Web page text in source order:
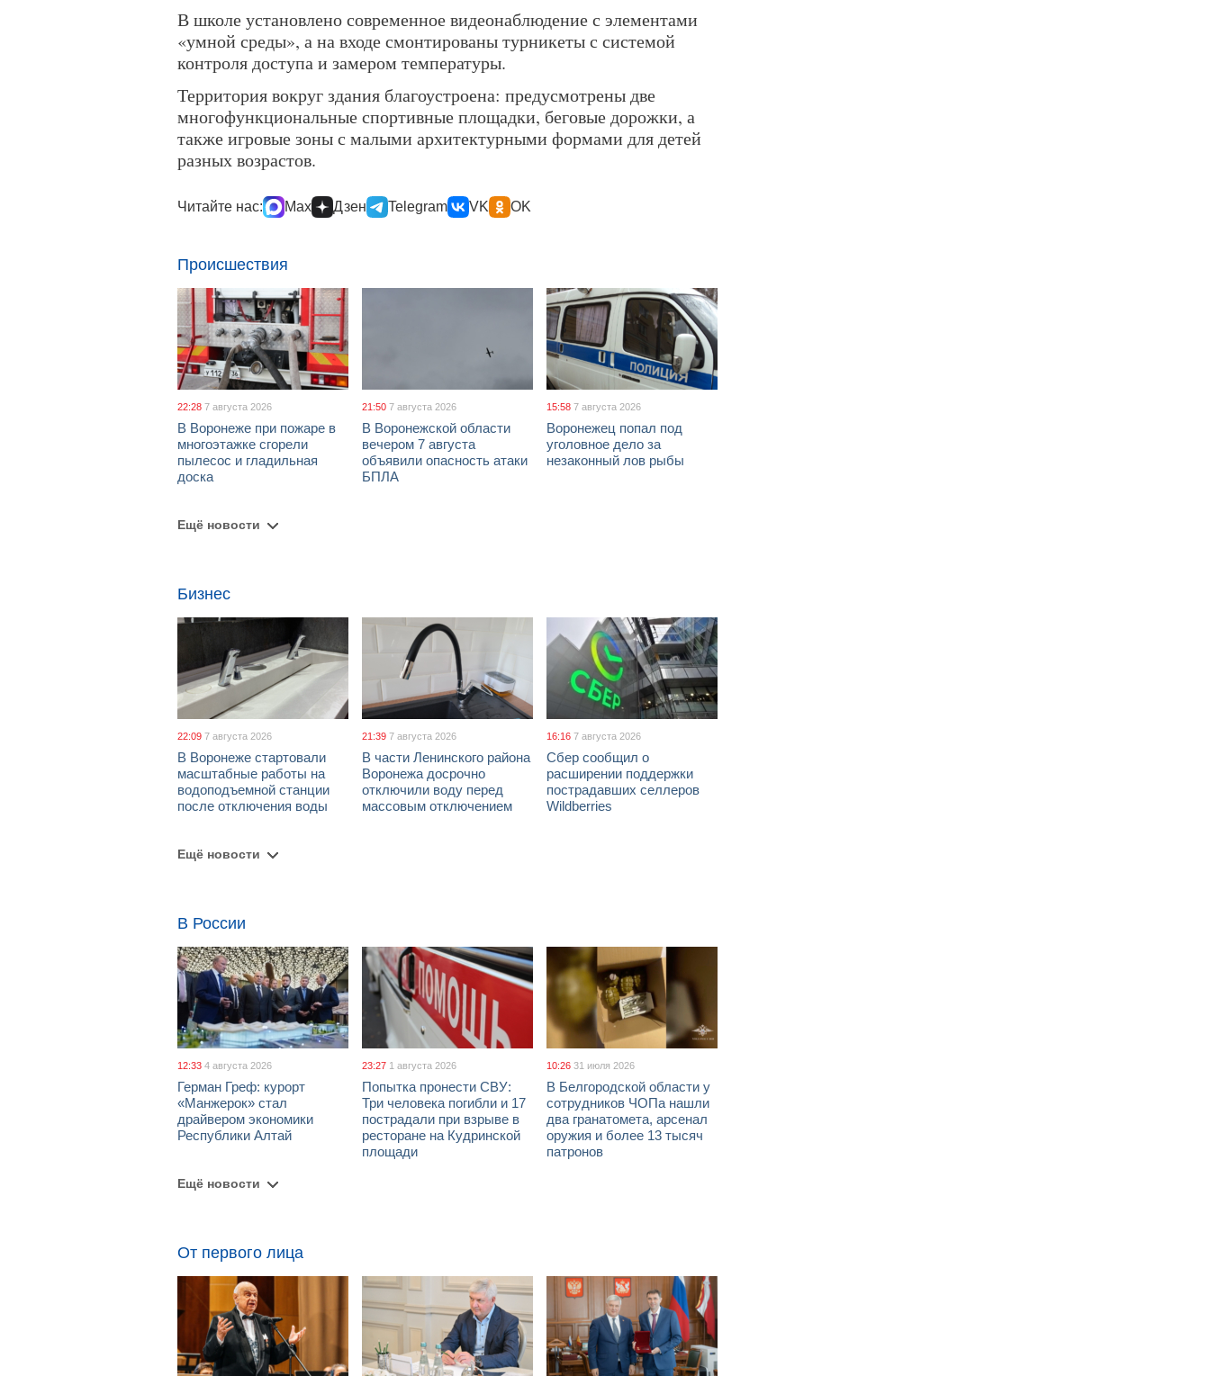
В школе установлено современное видеонаблюдение с элементами
«умной среды», а на входе смонтированы турникеты с системой
контроля доступа и замером температуры.
Территория вокруг здания благоустроена: предусмотрены две
многофункциональные спортивные площадки, беговые дорожки, а
также игровые зоны с малыми архитектурными формами для детей
разных возрастов.
Читайте нас: Max Дзен Telegram VK OK
Происшествия
22:28 7 августа 2026
В Воронеже при пожаре в
многоэтажке сгорели
пылесос и гладильная
доска
21:50 7 августа 2026
В Воронежской области
вечером 7 августа
объявили опасность атаки
БПЛА
15:58 7 августа 2026
Воронежец попал под
уголовное дело за
незаконный лов рыбы
Ещё новости
Бизнес
22:09 7 августа 2026
В Воронеже стартовали
масштабные работы на
водоподъемной станции
после отключения воды
21:39 7 августа 2026
В части Ленинского района
Воронежа досрочно
отключили воду перед
массовым отключением
16:16 7 августа 2026
Сбер сообщил о
расширении поддержки
пострадавших селлеров
Wildberries
Ещё новости
В России
12:33 4 августа 2026
Герман Греф: курорт
«Манжерок» стал
драйвером экономики
Республики Алтай
23:27 1 августа 2026
Попытка пронести СВУ:
Три человека погибли и 17
пострадали при взрыве в
ресторане на Кудринской
площади
10:26 31 июля 2026
В Белгородской области у
сотрудников ЧОПа нашли
два гранатомета, арсенал
оружия и более 13 тысяч
патронов
Ещё новости
От первого лица